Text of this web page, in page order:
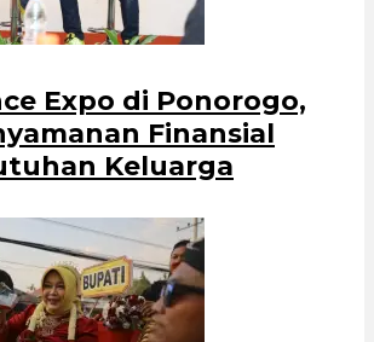
Expo di Ponorogo,
Finansial
Keluarga